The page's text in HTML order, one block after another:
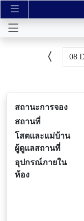
สถานะการจอง
สถานที่
โสตและแม่บ้าน
ผู้ดูแลสถานที่
อุปกรณ์ภายใน
ห้อง